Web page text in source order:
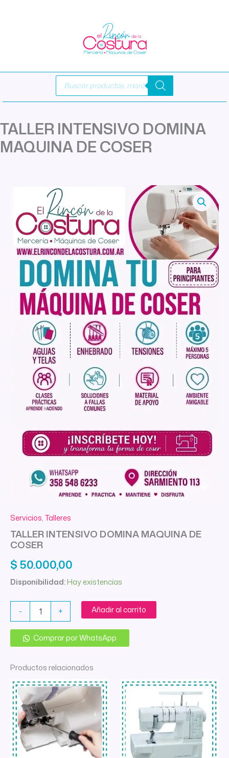
Búsqueda
productos
TALLER INTENSIVO DOMINA
MAQUINA DE COSER
Servicios,Talleres
TALLER INTENSIVO DOMINA MAQUINA DE
COSER
$50.000,00
Disponibilidad:Hay existencias
-
INTENSIVO
MAQUINA
DE
cantidad
+ Añadir al carrito
Comprar por WhatsApp
Productos relacionados